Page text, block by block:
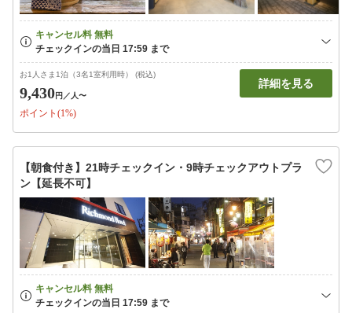
お1人さま1泊（3名1室利用時） (税込)
9,430円 ／人〜
ポイント(1%)
詳細を見る
【朝食付き】21時チェックイン・9時チェックアウトプラ
ン【延長不可】